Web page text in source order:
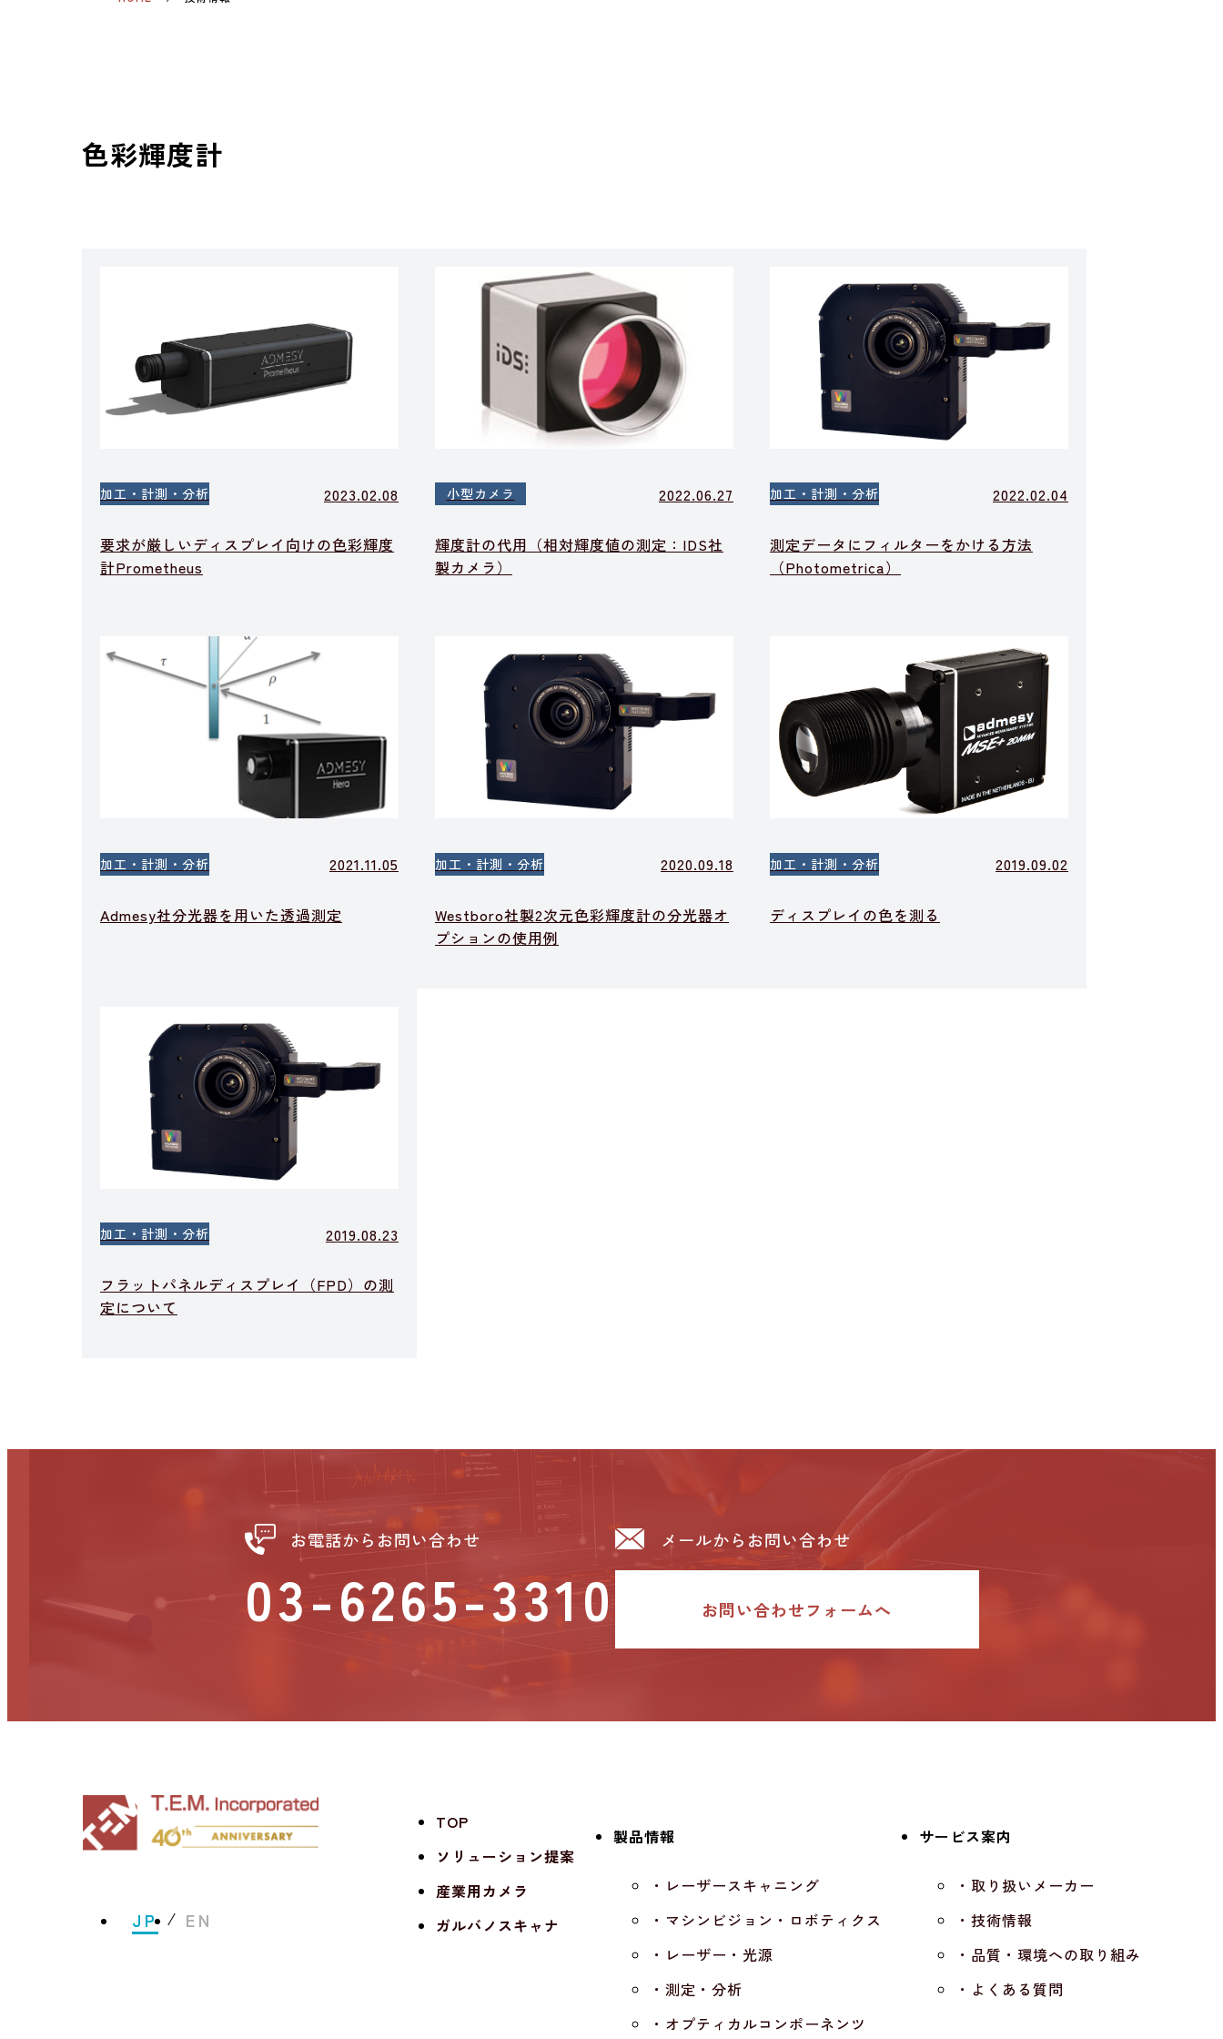
色彩輝度計
加工・計測・分析 2023.02.08
要求が厳しいディスプレイ向けの色彩輝度
計Prometheus
小型カメラ 2022.06.27
輝度計の代用（相対輝度値の測定：IDS社
製カメラ）
加工・計測・分析 2022.02.04
測定データにフィルターをかける方法
（Photometrica）
加工・計測・分析 2021.11.05
Admesy社分光器を用いた透過測定
加工・計測・分析 2020.09.18
Westboro社製2次元色彩輝度計の分光器オ
プションの使用例
加工・計測・分析 2019.09.02
ディスプレイの色を測る
加工・計測・分析 2019.08.23
フラットパネルディスプレイ（FPD）の測
定について
お電話からお問い合わせ
03-6265-3310
メールからお問い合わせ
お問い合わせフォームへ
JP EN
TOP
ソリューション提案
産業用カメラ
ガルバノスキャナ
製品情報
・レーザースキャニング
・マシンビジョン・ロボティクス
・レーザー・光源
・測定・分析
・オプティカルコンポーネンツ
サービス案内
・取り扱いメーカー
・技術情報
・品質・環境への取り組み
・よくある質問